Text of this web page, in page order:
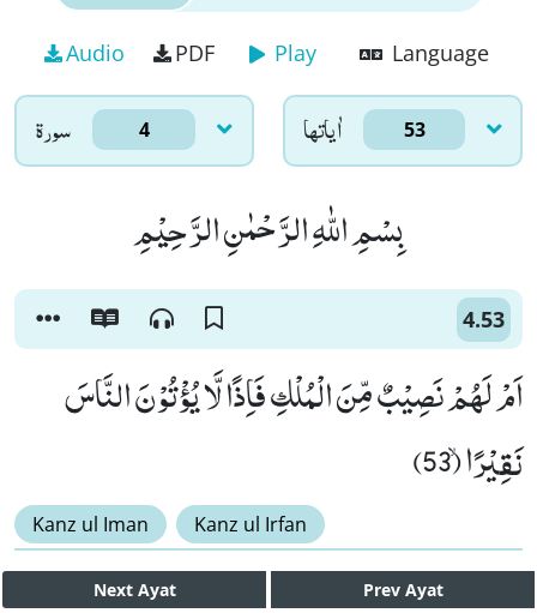
Audio PDF Play Language
سورۃ 4 اٰياتها 53
بِسْمِ اللّٰهِ الرَّحْمٰنِ الرَّحِیْمِ
4.53
اَمْ لَهُمْ نَصِیْبٌ مِّنَ الْمُلْكِ فَاِذًا لَّا یُؤْتُوْنَ النَّاسَ
نَقِیْرًاۙ (53)
Kanz ul Iman Kanz ul Irfan
Next Ayat Prev Ayat